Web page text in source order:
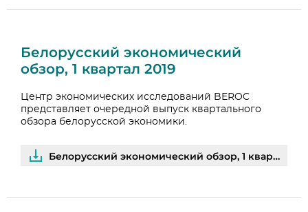
Белорусский экономический
обзор, 1 квартал 2019
Центр экономических исследований BEROC
представляет очередной выпуск квартального
обзора белорусской экономики.
Белорусский экономический обзор, 1 квартал 2019 | PDF